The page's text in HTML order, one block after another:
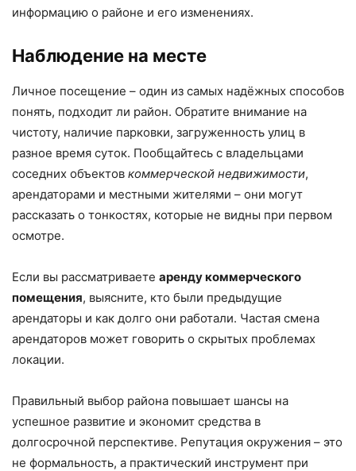
информацию о районе и его изменениях.
Наблюдение на месте
Личное посещение – один из самых надёжных способов
понять, подходит ли район. Обратите внимание на
чистоту, наличие парковки, загруженность улиц в
разное время суток. Пообщайтесь с владельцами
соседних объектов коммерческой недвижимости,
арендаторами и местными жителями – они могут
рассказать о тонкостях, которые не видны при первом
осмотре.
Если вы рассматриваете аренду коммерческого
помещения, выясните, кто были предыдущие
арендаторы и как долго они работали. Частая смена
арендаторов может говорить о скрытых проблемах
локации.
Правильный выбор района повышает шансы на
успешное развитие и экономит средства в
долгосрочной перспективе. Репутация окружения – это
не формальность, а практический инструмент при